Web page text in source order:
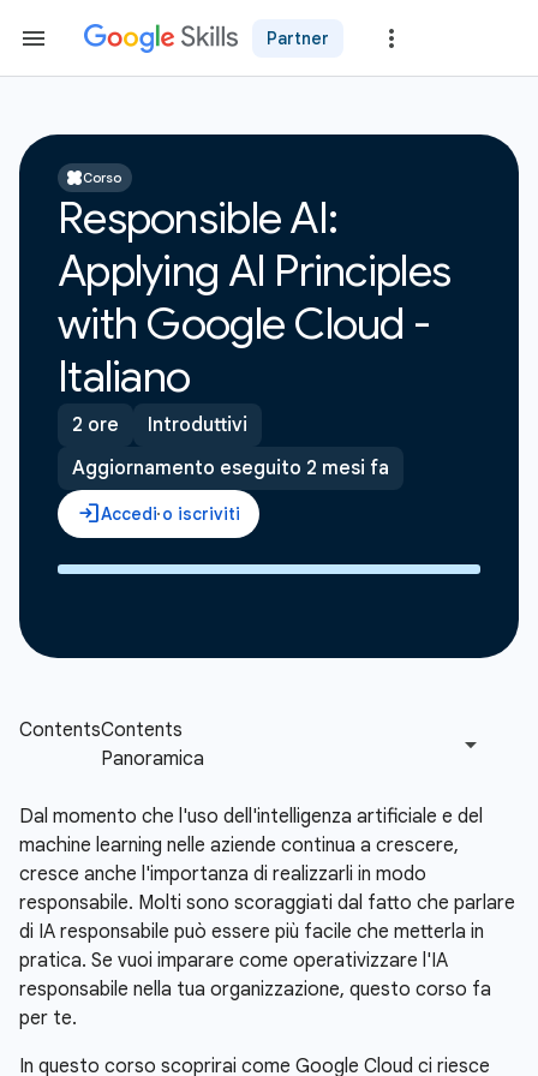
Partner
Corso
Responsible AI:
Applying AI Principles
with Google Cloud -
Italiano
2 ore
Introduttivi
Aggiornamento eseguito 2 mesi fa
Dal momento che l'uso dell'intelligenza artificiale e del
machine learning nelle aziende continua a crescere,
cresce anche l'importanza di realizzarli in modo
responsabile. Molti sono scoraggiati dal fatto che parlare
di IA responsabile può essere più facile che metterla in
pratica. Se vuoi imparare come operativizzare l'IA
responsabile nella tua organizzazione, questo corso fa
per te.
In questo corso scoprirai come Google Cloud ci riesce